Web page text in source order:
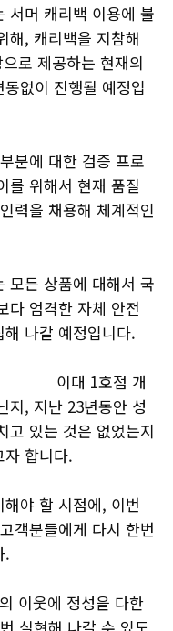
서머 캐리백 이용에 불
해, 캐리백을 지참해
로 제공하는 현재의
없이 진행될 예정입
분에 대한 검증 프로
를 위해서 현재 품질
력을 채용해 체계적인
모든 상품에 대해서 국
다 엄격한 자체 안전
나갈 예정입니다.
점 개
지, 지난 23년동안 성
고 있는 것은 없었는지
합니다.
야 할 시점에, 이번
객분들에게 다시 한번
.
이웃에 정성을 다한